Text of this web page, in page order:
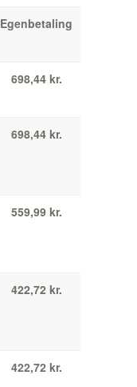
Egenbetaling
698,44 kr.
698,44 kr.
559,99 kr.
422,72 kr.
422,72 kr.